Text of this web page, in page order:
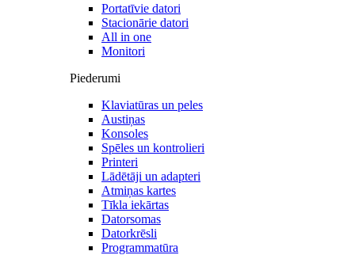
Portatīvie datori
Stacionārie datori
All in one
Monitori
Piederumi
Klaviatūras un peles
Austiņas
Konsoles
Spēles un kontrolieri
Printeri
Lādētāji un adapteri
Atmiņas kartes
Tīkla iekārtas
Datorsomas
Datorkrēsli
Programmatūra